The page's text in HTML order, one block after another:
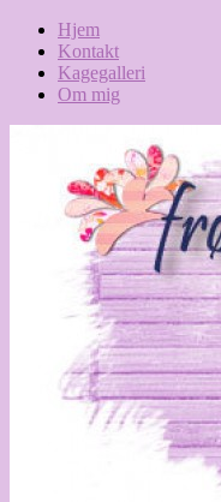
Hjem
Kontakt
Kagegalleri
Om mig